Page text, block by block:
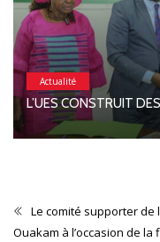
Actualité
L’UES CONSTRUIT
Le comité supporter de
Ouakam à l’occasion de la